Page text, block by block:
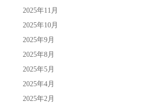
2025年11月
2025年10月
2025年9月
2025年8月
2025年5月
2025年4月
2025年2月